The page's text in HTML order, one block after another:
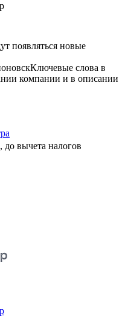
появляться новые
Ключевые слова в
компании и в описании
до вычета налогов